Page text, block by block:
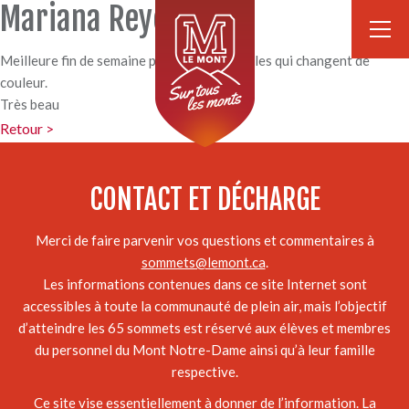
Mariana Reyes
Meilleure fin de semaine pour voir les feuilles qui changent de
couleur.
Très beau
Retour >
CONTACT ET DÉCHARGE
Merci de faire parvenir vos questions et commentaires à
sommets@lemont.ca.
Les informations contenues dans ce site Internet sont
accessibles à toute la communauté de plein air, mais l’objectif
d’atteindre les 65 sommets est réservé aux élèves et membres
du personnel du Mont Notre-Dame ainsi qu’à leur famille
respective.
Ce site vise essentiellement à donner de l’information. La